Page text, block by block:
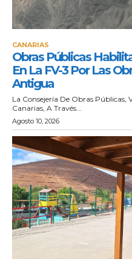
CANARIAS
Obras Públicas
En La FV-3 Por Las
Antigua
La Consejería De Obras Públicas,
Canarias, A Través...
Agosto 10, 2026